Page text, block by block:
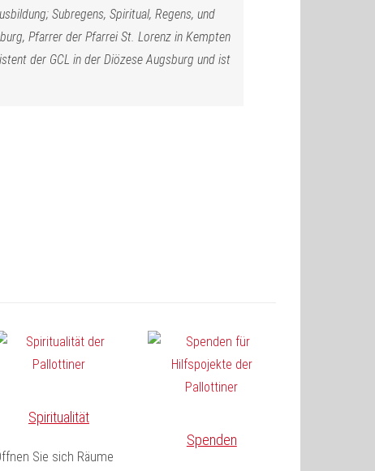
Subregens, Spiritual, Regens, und
Pfarrer der Pfarrei St. Lorenz in Kempten
der GCL in der Diözese Augsburg und ist
Spiritualität
Sie sich Räume
Spenden